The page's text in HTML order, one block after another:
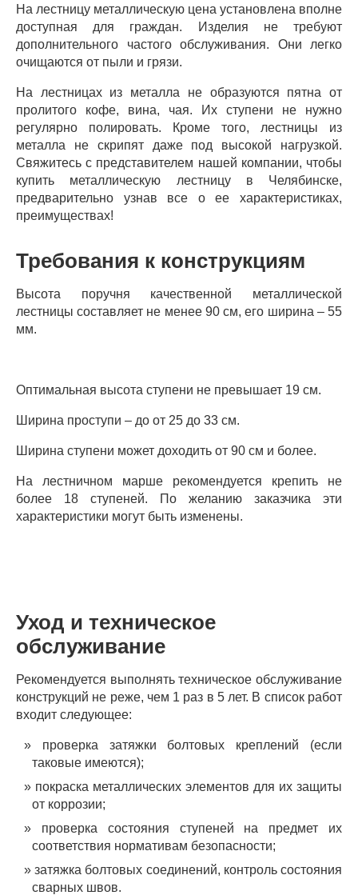
На лестницу металлическую цена установлена вполне
доступная для граждан. Изделия не требуют
дополнительного частого обслуживания. Они легко
очищаются от пыли и грязи.
На лестницах из металла не образуются пятна от
пролитого кофе, вина, чая. Их ступени не нужно
регулярно полировать. Кроме того, лестницы из
металла не скрипят даже под высокой нагрузкой.
Свяжитесь с представителем нашей компании, чтобы
купить металлическую лестницу в Челябинске,
предварительно узнав все о ее характеристиках,
преимуществах!
Требования к конструкциям
Высота поручня качественной металлической
лестницы составляет не менее 90 см, его ширина – 55
мм.
Оптимальная высота ступени не превышает 19 см.
Ширина проступи – до от 25 до 33 см.
Ширина ступени может доходить от 90 см и более.
На лестничном марше рекомендуется крепить не
более 18 ступеней. По желанию заказчика эти
характеристики могут быть изменены.
Уход и техническое
обслуживание
Рекомендуется выполнять техническое обслуживание
конструкций не реже, чем 1 раз в 5 лет. В список работ
входит следующее:
проверка затяжки болтовых креплений (если
таковые имеются);
покраска металлических элементов для их защиты
от коррозии;
проверка состояния ступеней на предмет их
соответствия нормативам безопасности;
затяжка болтовых соединений, контроль состояния
сварных швов.